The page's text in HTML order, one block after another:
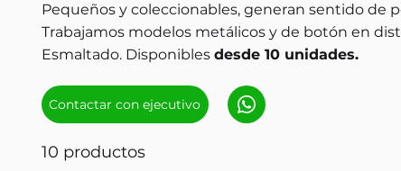
Pequeños y coleccionables, generan sentido de
Trabajamos modelos metálicos y de botón en
Esmaltado. Disponibles desde 10 unidades.
Contactar con ejecutivo
10 productos